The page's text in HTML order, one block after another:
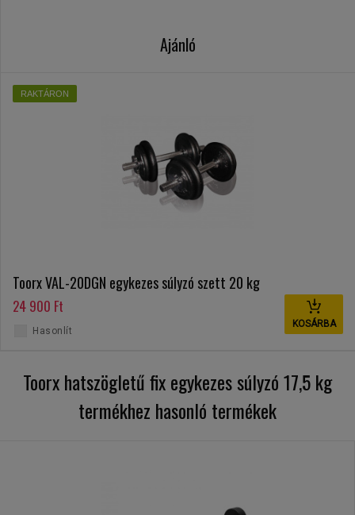
Ajánló
RAKTÁRON
Toorx VAL-20DGN egykezes súlyzó szett 20 kg
24 900 Ft
KOSÁRBA
Hasonlít
Toorx hatszögletű fix egykezes súlyzó 17,5 kg
termékhez hasonló termékek